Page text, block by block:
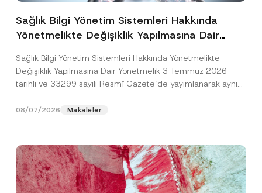
Sağlık Bilgi Yönetim Sistemleri Hakkında
Yönetmelikte Değişiklik Yapılmasına Dair
Sağlık Bilgi Yönetim Sistemleri Hakkında Yönetmelikte
Değişiklik Yapılmasına Dair Yönetmelik 3 Temmuz 2026
tarihli ve 33299 sayılı Resmî Gazete’de yayımlanarak aynı
08/07/2026 Makaleler